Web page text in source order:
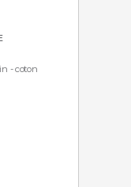
- coton